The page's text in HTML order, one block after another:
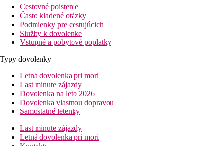
Dvojlôžková izba
individuálna klimatizácia
TV
minichladnička (zdarma; naplnenie minibaru na
telefón
varná kanvica
balkón alebo terasa
Ostatné typy izieb (pokiaľ nie je uvedené inak, majú izby vyššie
Dvojlôžková izba, Promo:
Dvojposteľová izba, Výhľad mora
Popis hotela
vstupná hala s recepciou
Cestovné poistenie
Často kladené otázky
Podmienky pre cestujúcich
Služby k dovolenke
Vstupné a pobytové poplatky
Typy dovolenky
Letná dovolenka pri mori
Last minute zájazdy
Dovolenka na leto 2026
Dovolenka vlastnou dopravou
Samostatné letenky
Last minute zájazdy
Letná dovolenka pri mori